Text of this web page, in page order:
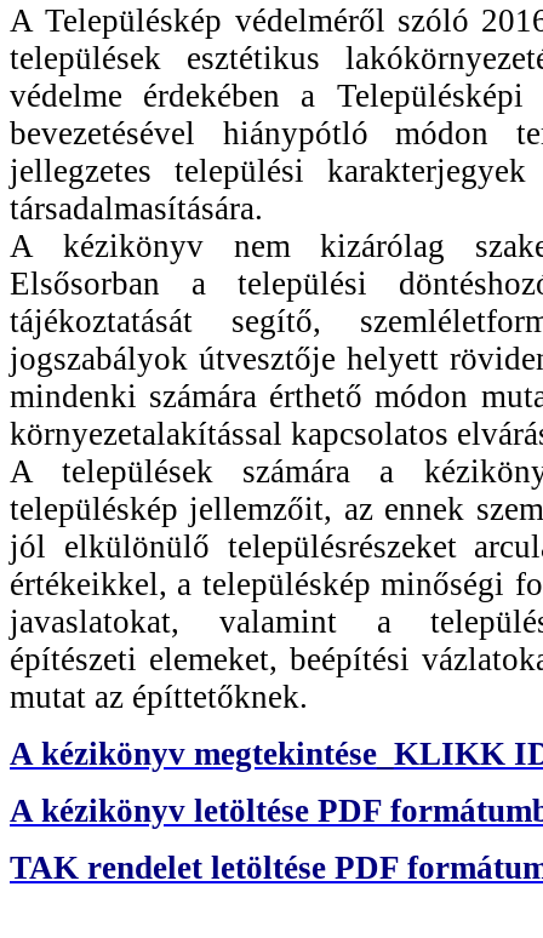
A Településkép védelméről szóló
települések esztétikus
védelme érdekében a
bevezetésével hiánypótló módon
jellegzetes települési karakterjegyek
társadalmasítására.
A kézikönyv nem kizárólag
Elsősorban a települési
tájékoztatását segítő,
jogszabályok útvesztője helyett
mindenki számára érthető módon
környezetalakítással kapcsolatos
A települések számára a
településkép jellemzőit, az ennek
jól elkülönülő településrészeket
értékeikkel, a településkép minőségi
javaslatokat, valamint a
építészeti elemeket, beépítési
mutat az építtetőknek.
A kézikönyv megtekintése_KLIKK
A kézikönyv letöltése PDF
TAK rendelet letöltése PDF